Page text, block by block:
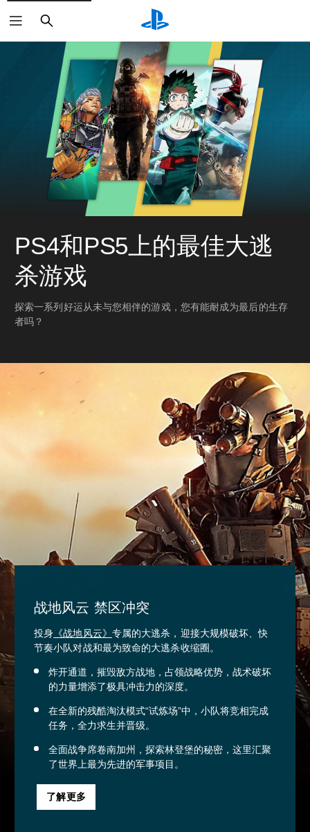
搜
索
PS4和PS5上的最佳大逃
杀游戏
探索一系列好运从未与您相伴的游戏，您有能耐成为最后的生存
者吗？
战地风云 禁区冲突
投身 《战地风云》 专属的大逃杀，迎接大规模破坏、快
节奏小队对战和最为致命的大逃杀收缩圈。
炸开通道，摧毁敌方战地，占领战略优势，战术破坏
的力量增添了极具冲击力的深度。
在全新的残酷淘汰模式“试炼场”中，小队将竞相完成
任务，全力求生并晋级。
全面战争席卷南加州，探索林登堡的秘密，这里汇聚
了世界上最为先进的军事项目。
了解更多